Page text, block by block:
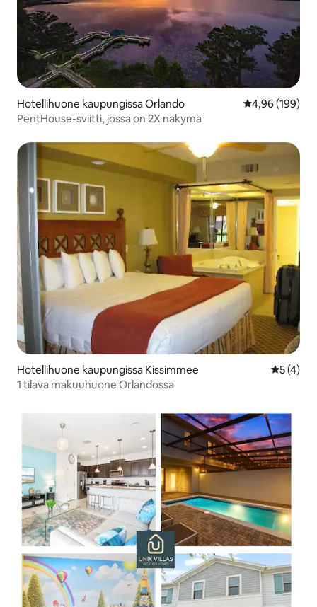
Hotellihuone kaupungissa Orlando
4,96 (199)
PentHouse-sviitti, jossa on 2X näkymä
Hotellihuone kaupungissa Kissimmee
5 (4)
1 tilava makuuhuone Orlandossa